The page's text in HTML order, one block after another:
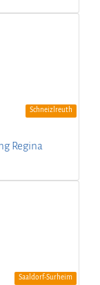
Schneizlreuth
Regina
Saaldorf-Surheim